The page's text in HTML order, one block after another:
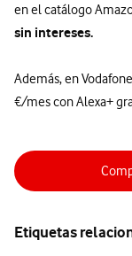
en el catálogo
sin intereses.
Además, en
€/mes con Alexa+
Etiquetas